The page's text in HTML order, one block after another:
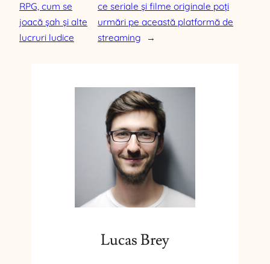
RPG, cum se
joacă șah și alte
lucruri ludice
ce seriale și filme originale poți
urmări pe această platformă de
streaming
→
Lucas Brey